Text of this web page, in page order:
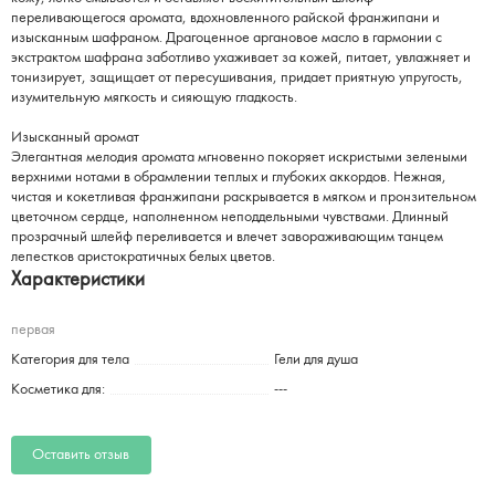
переливающегося аромата, вдохновленного райской франжипани и
изысканным шафраном. Драгоценное аргановое масло в гармонии с
экстрактом шафрана заботливо ухаживает за кожей, питает, увлажняет и
тонизирует, защищает от пересушивания, придает приятную упругость,
изумительную мягкость и сияющую гладкость.
Изысканный аромат
Элегантная мелодия аромата мгновенно покоряет искристыми зелеными
верхними нотами в обрамлении теплых и глубоких аккордов. Нежная,
чистая и кокетливая франжипани раскрывается в мягком и пронзительном
цветочном сердце, наполненном неподдельными чувствами. Длинный
прозрачный шлейф переливается и влечет завораживающим танцем
лепестков аристократичных белых цветов.
Характеристики
первая
Категория для тела Гели для душа
Косметика для: ---
Оставить отзыв